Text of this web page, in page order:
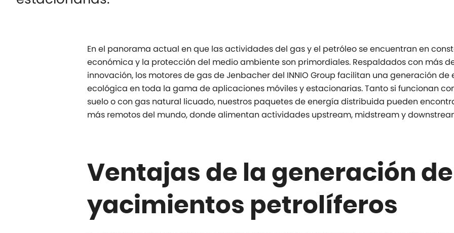
En el panorama actual en que las actividades del gas y el petróleo se encuentran en
económica y la protección del medio ambiente son primordiales. Respaldados con más
innovación, los motores de gas de Jenbacher del INNIO Group facilitan una generación
ecológica en toda la gama de aplicaciones móviles y estacionarias. Tanto si funcionan
suelo o con gas natural licuado, nuestros paquetes de energía distribuida pueden
más remotos del mundo, donde alimentan actividades upstream, midstream y
Ventajas de la generación
yacimientos petrolíferos